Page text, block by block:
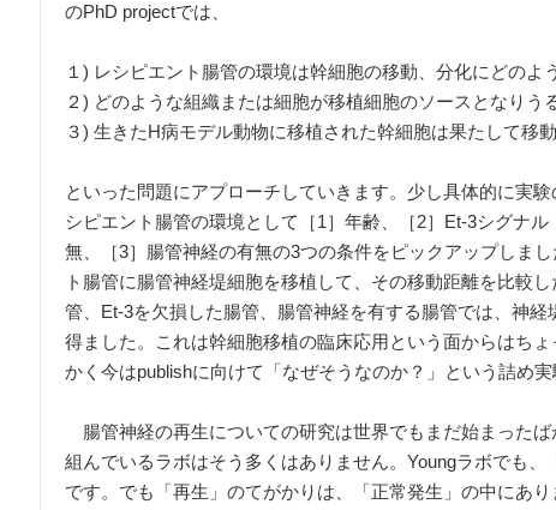
のPhD projectでは、
１) レシピエント腸管の環境は幹細胞の移動、分化にどのよ
２) どのような組織または細胞が移植細胞のソースとなりう
３) 生きたH病モデル動物に移植された幹細胞は果たして移
といった問題にアプローチしていきます。少し具体的に実
シピエント腸管の環境として［1］年齢、［2］Et-3シグナ
無、［3］腸管神経の有無の3つの条件をピックアップしま
ト腸管に腸管神経堤細胞を移植して、その移動距離を比較
管、Et-3を欠損した腸管、腸管神経を有する腸管では、神
得ました。これは幹細胞移植の臨床応用という面からはち
かく今はpublishに向けて「なぜそうなのか？」という詰め実
腸管神経の再生についての研究は世界でもまだ始まった
組んでいるラボはそう多くはありません。Youngラボでも、
です。でも「再生」のてがかりは、「正常発生」の中にあ